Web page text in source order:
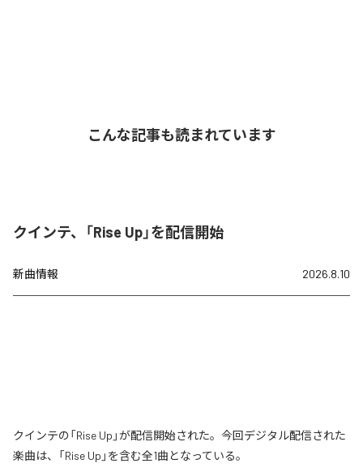
こんな記事も読まれています
クインテ、「Rise Up」を配信開始
新曲情報 2026.8.10
クインテの「Rise Up」が配信開始された。今回デジタル配信された
楽曲は、「Rise Up」を含む全1曲となっている。